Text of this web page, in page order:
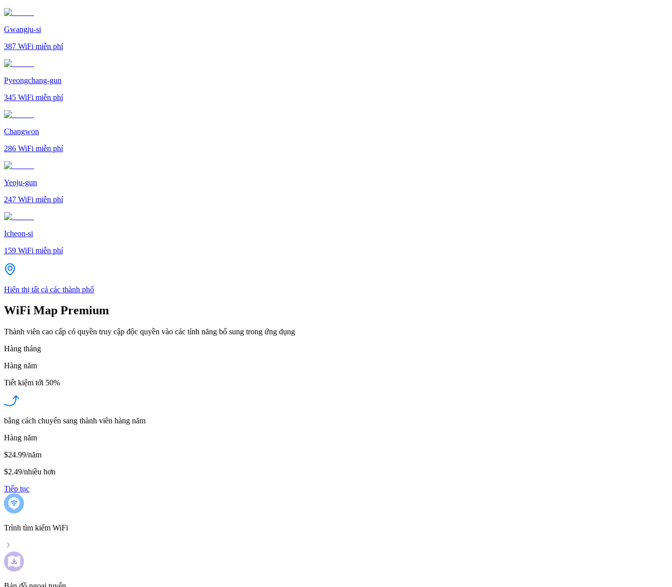
Gwangju-si
387 WiFi miễn phí
Pyeongchang-gun
345 WiFi miễn phí
Changwon
286 WiFi miễn phí
Yeoju-gun
247 WiFi miễn phí
Icheon-si
159 WiFi miễn phí
Hiển thị tất cả các thành phố
WiFi Map Premium
Thành viên cao cấp có quyền truy cập độc quyền vào các tính năng bổ sung trong ứng dụng
Hàng tháng
Hàng năm
Tiết kiệm tới 50%
bằng cách chuyển sang thành viên hàng năm
Hàng năm
$24.99/năm
$2.49/nhiều hơn
Tiếp tục
Trình tìm kiếm WiFi